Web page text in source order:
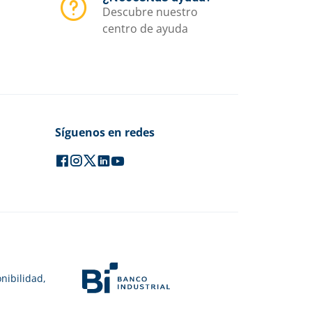
Descubre nuestro
centro de ayuda
Síguenos en redes